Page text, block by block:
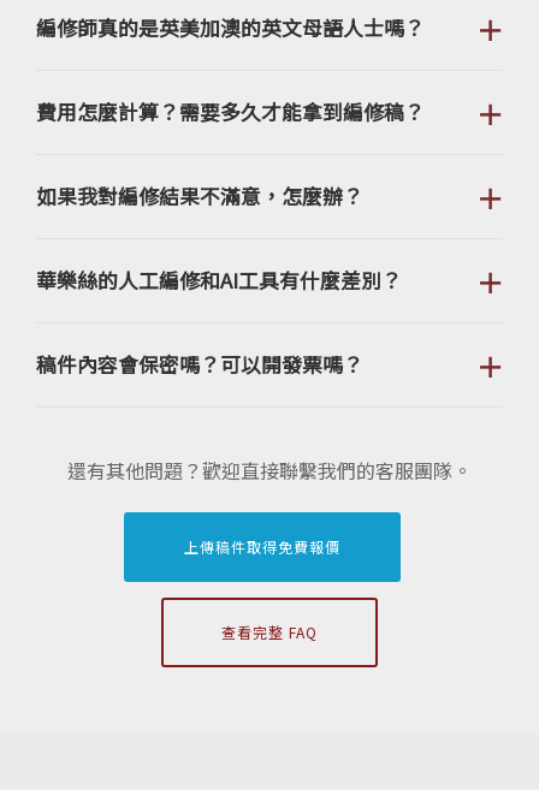
編修師真的是英美加澳的英文母語人士嗎？ ＋
費用怎麼計算？需要多久才能拿到編修稿？ ＋
如果我對編修結果不滿意，怎麼辦？ ＋
華樂絲的人工編修和AI工具有什麼差別？ ＋
稿件內容會保密嗎？可以開發票嗎？ ＋
還有其他問題？歡迎直接聯繫我們的客服團隊。
上傳稿件取得免費報價
查看完整 FAQ